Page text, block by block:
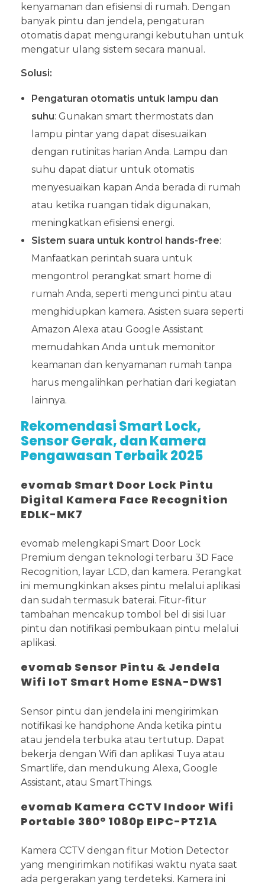
kenyamanan dan efisiensi di rumah. Dengan
banyak pintu dan jendela, pengaturan
otomatis dapat mengurangi kebutuhan untuk
mengatur ulang sistem secara manual.
Solusi:
Pengaturan otomatis untuk lampu dan
suhu: Gunakan smart thermostats dan
lampu pintar yang dapat disesuaikan
dengan rutinitas harian Anda. Lampu dan
suhu dapat diatur untuk otomatis
menyesuaikan kapan Anda berada di rumah
atau ketika ruangan tidak digunakan,
meningkatkan efisiensi energi.
Sistem suara untuk kontrol hands-free:
Manfaatkan perintah suara untuk
mengontrol perangkat smart home di
rumah Anda, seperti mengunci pintu atau
menghidupkan kamera. Asisten suara seperti
Amazon Alexa atau Google Assistant
memudahkan Anda untuk memonitor
keamanan dan kenyamanan rumah tanpa
harus mengalihkan perhatian dari kegiatan
lainnya.
Rekomendasi Smart Lock,
Sensor Gerak, dan Kamera
Pengawasan Terbaik 2025
evomab Smart Door Lock Pintu
Digital Kamera Face Recognition
EDLK-MK7
evomab melengkapi Smart Door Lock
Premium dengan teknologi terbaru 3D Face
Recognition, layar LCD, dan kamera. Perangkat
ini memungkinkan akses pintu melalui aplikasi
dan sudah termasuk baterai. Fitur-fitur
tambahan mencakup tombol bel di sisi luar
pintu dan notifikasi pembukaan pintu melalui
aplikasi.
evomab Sensor Pintu & Jendela
Wifi IoT Smart Home ESNA-DWS1
Sensor pintu dan jendela ini mengirimkan
notifikasi ke handphone Anda ketika pintu
atau jendela terbuka atau tertutup. Dapat
bekerja dengan Wifi dan aplikasi Tuya atau
Smartlife, dan mendukung Alexa, Google
Assistant, atau SmartThings.
evomab Kamera CCTV Indoor Wifi
Portable 360° 1080p EIPC-PTZ1A
Kamera CCTV dengan fitur Motion Detector
yang mengirimkan notifikasi waktu nyata saat
ada pergerakan yang terdeteksi. Kamera ini